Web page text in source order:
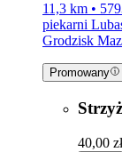
11,3 km •
piekarni
Grodzisk
Promowany
40,00 zł